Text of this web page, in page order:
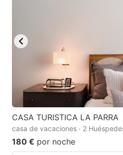
CASA TURISTICA LA PARRA
casa de vacaciones · 2
180 € por noche